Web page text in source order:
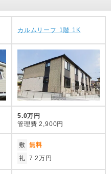
カルムリーフ 1階 1K
5.0万円
管理費 2,900円
敷 無料
礼 7.2万円